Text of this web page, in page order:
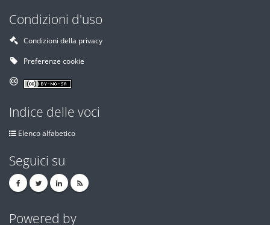
Condizioni d'uso
Condizioni della privacy
Preferenze cookie
Indice delle voci
Elenco alfabetico
Seguici su
Powered by